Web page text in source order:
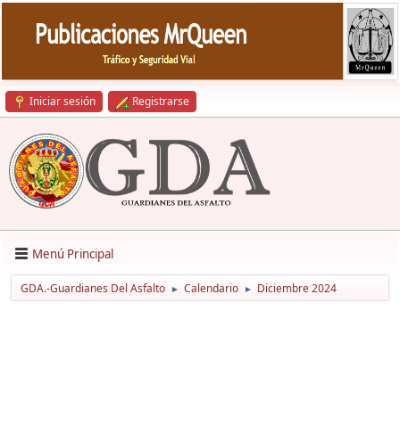
Iniciar sesión Registrarse
Menú Principal
GDA.-Guardianes Del Asfalto ► Calendario ► Diciembre 2024